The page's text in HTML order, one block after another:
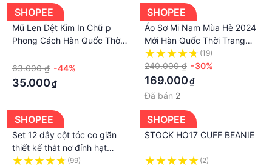
SHOPEE
Mũ Len Dệt Kim In Chữ p
Phong Cách Hàn Quốc Thời
63.000 ₫ -44%
35.000₫
SHOPEE
Áo Sơ Mi Nam Mùa Hè 2024
Mới Hàn Quốc Thời Trang
Hawaii, Sơ Mi Tay Ngắn Lụa
Băng
(19)
240.000 ₫ -30%
169.000₫
Đã bán 2
SHOPEE
Set 12 dây cột tóc co giãn
thiết kế thắt nơ đính hạt
châu dễ thương(99)
SHOPEE
STOCK HO17 CUFF BEANIE
(2)